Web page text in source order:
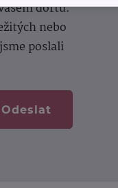
dortu.
nebo
poslali
Odeslat